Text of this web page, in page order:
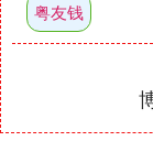
粤友钱